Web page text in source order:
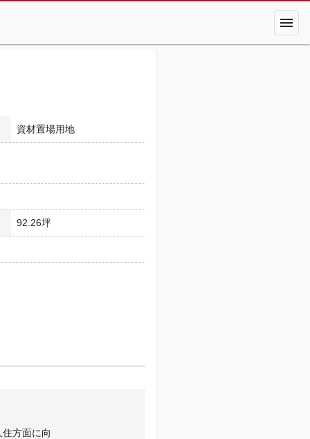
menu
資材置場用地
92.26坪
方面に向